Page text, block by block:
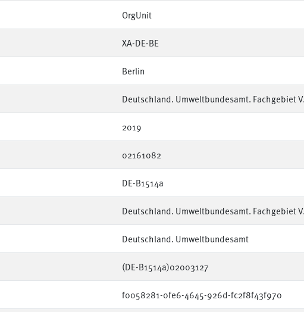
OrgUnit
XA-DE-BE
Berlin
Deutschland. Umweltbundesamt. Fachgebiet
2019
02161082
DE-B1514a
Deutschland. Umweltbundesamt. Fachgebiet
Deutschland. Umweltbundesamt
(DE-B1514a)02003127
f0058281-0fe6-4645-926d-fc2f8f43f970